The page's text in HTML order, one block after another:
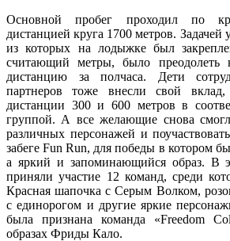
Основной пробег проходил по
дистанцией круга 1700 метров. Задачей
из которых на лодыжке был
считающий метры, было
дистанцию за полчаса. Дети
партнеров тоже внесли свой
дистанции 300 и 600 метров в
группой. А все желающие снова
различных персонажей и
забеге Fun Run, для победы в котором
а яркий и запоминающийся образ. В
приняли участие 12 команд, среди
Красная шапочка с Серым Волком,
с единорогом и другие яркие
была признана команда «Freedom
образах Фриды Кало.